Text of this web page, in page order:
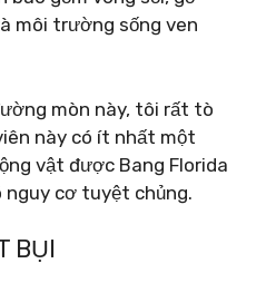
môi trường sống ven
mòn này, tôi rất tò
này có ít nhất một
vật được Bang Florida
nguy cơ tuyệt chủng.
BỤI